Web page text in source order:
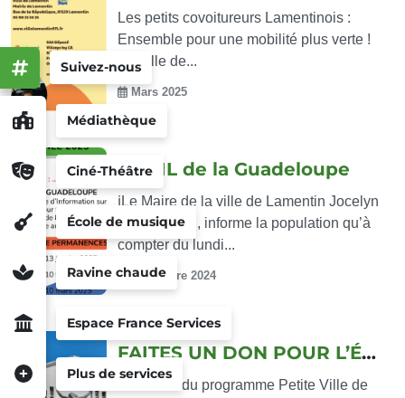
Médiathèque
Ciné-Théâtre
École de musique
Ravine chaude
Espace France Services
Plus de services
Suivez-nous
Les petits covoitureurs Lamentinois :
Ensemble pour une mobilité plus verte !
La Ville de...
Mars 2025
L’ADIL de la Guadeloupe
ℹ️Le Maire de la ville de Lamentin Jocelyn
SAPOTILLE, informe la population qu’à
compter du lundi...
Décembre 2024
FAITES UN DON POUR L’ÉGLISE DE LA...
ℹ️Lauréate du programme Petite Ville de